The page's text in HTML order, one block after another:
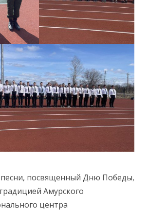
Дню
Победы
посвященный Дню Победы,
Амурского
центра